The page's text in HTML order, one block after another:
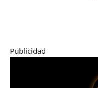
Publicidad